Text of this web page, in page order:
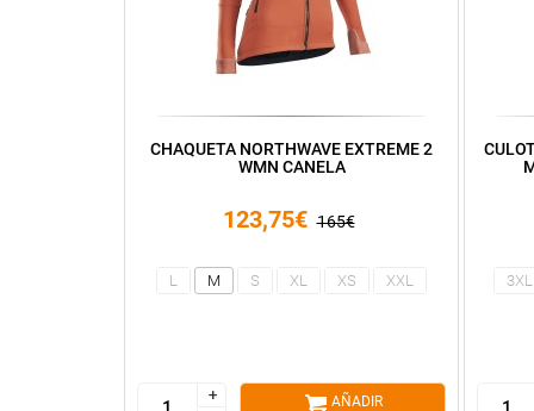
CHAQUETA NORTHWAVE EXTREME 2
WMN CANELA
123,75€ 165€
L M S XL XS XXL
+
+
AÑADIR
3XL